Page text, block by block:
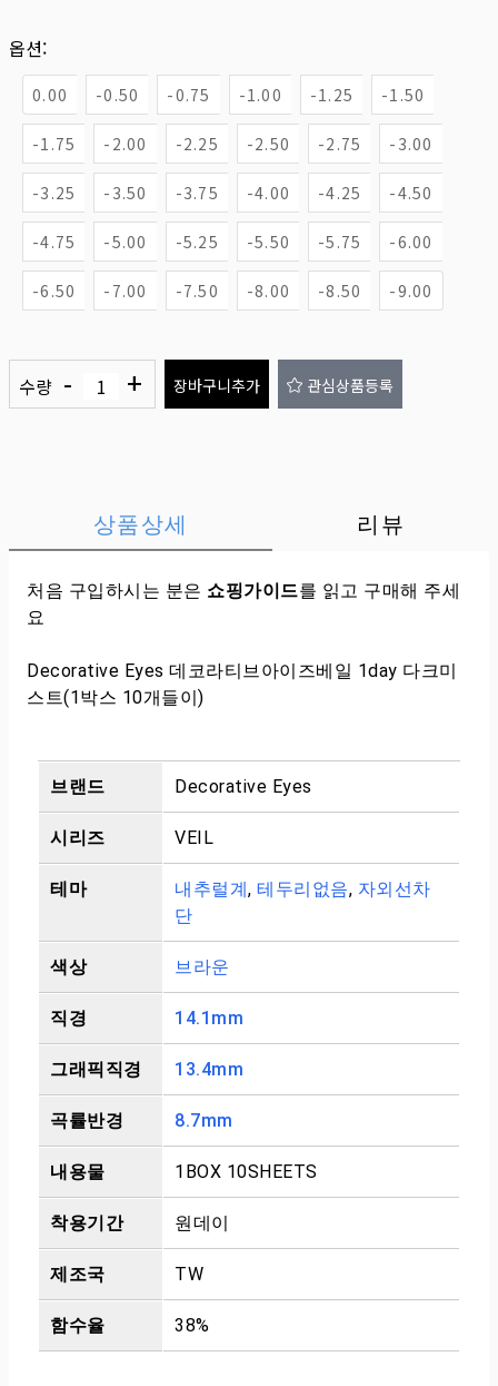
옵션:
0.00 -0.50 -0.75 -1.00 -1.25 -1.50
-1.75 -2.00 -2.25 -2.50 -2.75 -3.00
-3.25 -3.50 -3.75 -4.00 -4.25 -4.50
-4.75 -5.00 -5.25 -5.50 -5.75 -6.00
-6.50 -7.00 -7.50 -8.00 -8.50 -9.00
수량 - + 장바구니추가 관심상품등록
상품상세 리뷰
처음 구입하시는 분은 쇼핑가이드를 읽고 구매해 주세
요
Decorative Eyes 데코라티브아이즈베일 1day 다크미
스트(1박스 10개들이)
브랜드 Decorative Eyes
시리즈 VEIL
테마 내추럴계, 테두리없음, 자외선차
단
색상 브라운
직경 14.1mm
그래픽직경 13.4mm
곡률반경 8.7mm
내용물 1BOX 10SHEETS
착용기간 원데이
제조국 TW
함수율 38%